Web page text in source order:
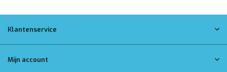
Klantenservice
Mijn account